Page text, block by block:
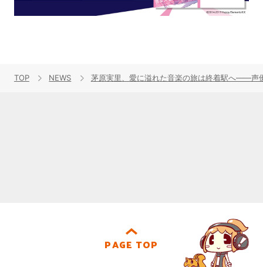
TOP NEWS 茅原実里、愛に溢れた音楽の旅は終着駅へ――声
PAGE TOP